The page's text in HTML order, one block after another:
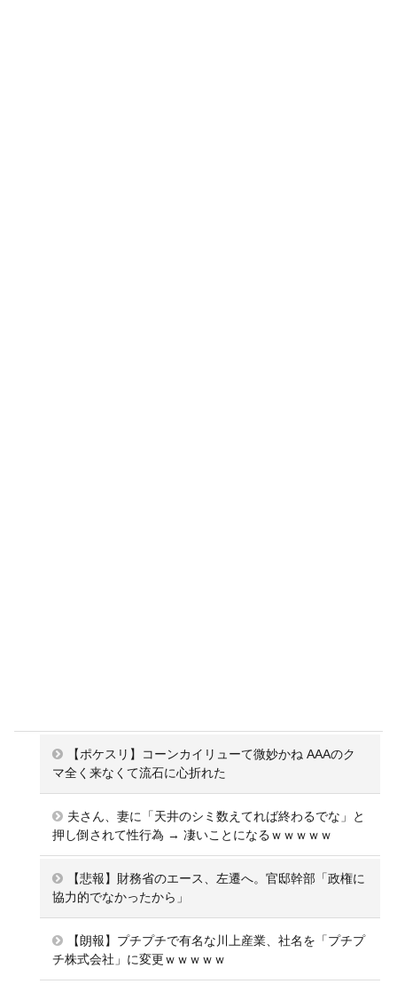
【ポケスリ】コーンカイリューて微妙かね AAAのク
マ全く来なくて流石に心折れた
夫さん、妻に「天井のシミ数えてれば終わるでな」と
押し倒されて性行為 → 凄いことになるｗｗｗｗｗ
【悲報】財務省のエース、左遷へ。官邸幹部「政権に
協力的でなかったから」
【朗報】プチプチで有名な川上産業、社名を「プチプ
チ株式会社」に変更ｗｗｗｗｗ